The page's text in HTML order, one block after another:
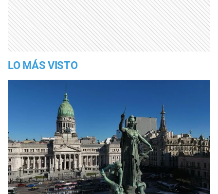
LO MÁS VISTO